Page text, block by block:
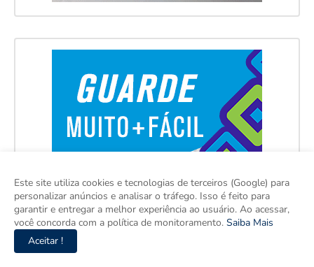
Este site utiliza cookies e tecnologias de terceiros (Google) para
personalizar anúncios e analisar o tráfego. Isso é feito para
garantir e entregar a melhor experiência ao usuário. Ao acessar,
você concorda com a política de monitoramento. Saiba Mais
Aceitar !